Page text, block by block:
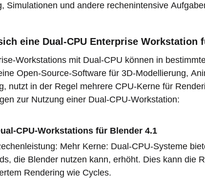
Simulationen und andere rechenintensive
eine Dual-CPU Enterprise Workstation
Workstations mit Dual-CPU können in
Open-Source-Software für 3D-Modellierung,
nutzt in der Regel mehrere CPU-Kerne für
zur Nutzung einer Dual-CPU-Workstation:
CPU-Workstations für Blender 4.1
Mehr Kerne: Dual-CPU-Systeme
die Blender nutzen kann, erhöht. Dies kann die
Rendering wie Cycles.